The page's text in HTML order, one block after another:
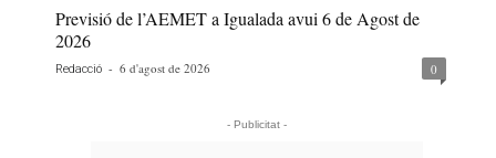
Previsió de l’AEMET a Igualada avui 6 de Agost de
2026
Redacció - 6 d'agost de 2026 0
- Publicitat -